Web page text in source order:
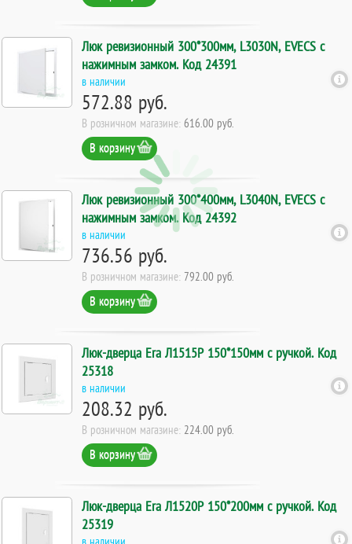
Люк ревизионный 300*300мм, L3030N, EVECS с
нажимным замком. Код 24391
в наличии
572.88 руб.
В розничном магазине: 616.00 руб.
В корзину
Люк ревизионный 300*400мм, L3040N, EVECS с
нажимным замком. Код 24392
в наличии
736.56 руб.
В розничном магазине: 792.00 руб.
В корзину
Люк-дверца Era Л1515Р 150*150мм с ручкой. Код
25318
в наличии
208.32 руб.
В розничном магазине: 224.00 руб.
В корзину
Люк-дверца Era Л1520Р 150*200мм с ручкой. Код
25319
в наличии